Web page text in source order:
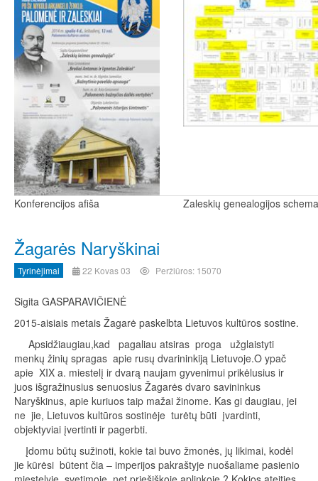
Konferencijos afiša Zaleskių genealogijos schema
Žagarės Naryškinai
Tyrinėjimai 22 Kovas 03 Peržiūros: 15070
Sigita GASPARAVIČIENĖ
2015-aisiais metais Žagarė paskelbta Lietuvos kultūros sostine.
Apsidžiaugiau,kad pagaliau atsiras proga užglaistyti
menkų žinių spragas apie rusų dvarininkiją Lietuvoje.O ypač
apie XIX a. miestelį ir dvarą naujam gyvenimui prikėlusius ir
juos išgražinusius senuosius Žagarės dvaro savininkus
Naryškinus, apie kuriuos taip mažai žinome. Kas gi daugiau, jei
ne jie, Lietuvos kultūros sostinėje turėtų būti įvardinti,
objektyviai įvertinti ir pagerbti.
Įdomu būtų sužinoti, kokie tai buvo žmonės, jų likimai, kodėl
jie kūrėsi būtent čia – imperijos pakraštyje nuošaliame pasienio